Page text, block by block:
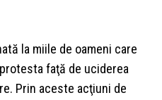
la miile de oameni care
faţă de uciderea
Prin aceste acţiuni de